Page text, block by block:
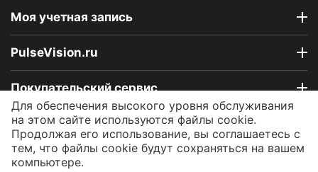
Моя учетная запись
PulseVision.ru
Покупательский сервис
Контакты
© 2009 - 2026 Интернет-магазин PulseVision.ru.
Для обеспечения высокого уровня обслуживания
на этом сайте используются файлы cookie.
Продолжая его использование, вы соглашаетесь с
тем, что файлы cookie будут сохраняться на вашем
компьютере.